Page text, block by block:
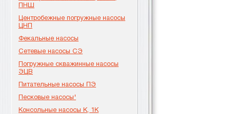
ПНШ
Центробежные погружные насосы
ЦНП
Фекальные насосы
Сетевые насосы СЭ
Погружные скважинные насосы
ЭЦВ
Питательные насосы ПЭ
Песковые насосы'
Консольные насосы К, 1К